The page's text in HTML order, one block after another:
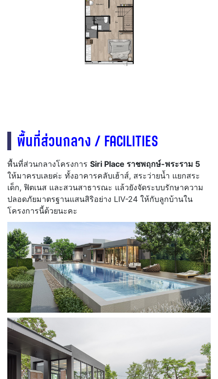
พื้นที่ส่วนกลาง / FACILITIES
พื้นที่ส่วนกลางโครงการ Siri Place ราชพฤกษ์-พระราม 5
ให้มาครบเลยค่ะ ทั้งอาคารคลับเฮ้าส์, สระว่ายน้ำ แยกสระ
เด็ก, ฟิตเนส และสวนสาธารณะ แล้วยังจัดระบบรักษาความ
ปลอดภัยมาตรฐานแสนสิริอย่าง LIV-24 ให้กับลูกบ้านใน
โครงการนี้ด้วยนะคะ